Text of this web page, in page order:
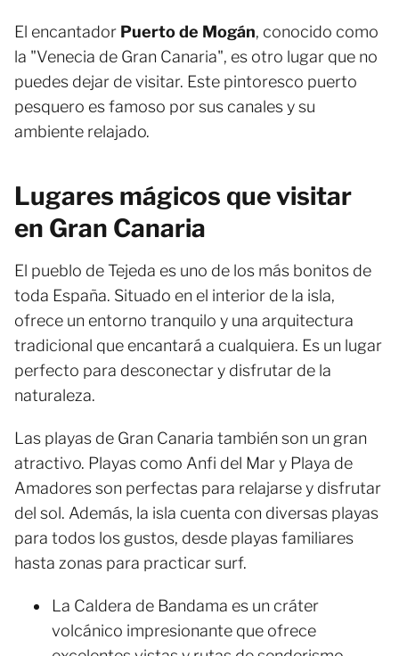
El encantador Puerto de Mogán, conocido como
la "Venecia de Gran Canaria", es otro lugar que no
puedes dejar de visitar. Este pintoresco puerto
pesquero es famoso por sus canales y su
ambiente relajado.
Lugares mágicos que visitar
en Gran Canaria
El pueblo de Tejeda es uno de los más bonitos de
toda España. Situado en el interior de la isla,
ofrece un entorno tranquilo y una arquitectura
tradicional que encantará a cualquiera. Es un lugar
perfecto para desconectar y disfrutar de la
naturaleza.
Las playas de Gran Canaria también son un gran
atractivo. Playas como Anfi del Mar y Playa de
Amadores son perfectas para relajarse y disfrutar
del sol. Además, la isla cuenta con diversas playas
para todos los gustos, desde playas familiares
hasta zonas para practicar surf.
La Caldera de Bandama es un cráter
volcánico impresionante que ofrece